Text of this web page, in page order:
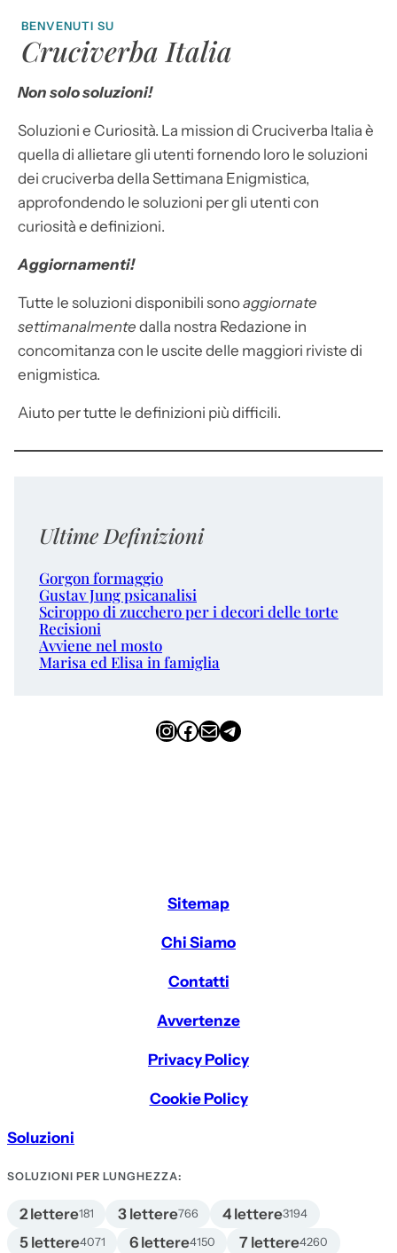
BENVENUTI SU
Cruciverba Italia
Non solo soluzioni!
Soluzioni e Curiosità. La mission di Cruciverba Italia è
quella di allietare gli utenti fornendo loro le soluzioni
dei cruciverba della Settimana Enigmistica,
approfondendo le soluzioni per gli utenti con
curiosità e definizioni.
Aggiornamenti!
Tutte le soluzioni disponibili sonoaggiornate
settimanalmente dalla nostra Redazione in
concomitanza con le uscite delle maggiori riviste di
enigmistica.
Aiuto per tutte le definizioni più difficili.
Ultime Definizioni
Gorgon formaggio
Gustav Jung psicanalisi
Sciroppo di zucchero per i decori delle torte
Recisioni
Avviene nel mosto
Marisa ed Elisa in famiglia
InstagramFacebook Email Telegram
Sitemap
Chi Siamo
Contatti
Avvertenze
Privacy Policy
Cookie Policy
Soluzioni
SOLUZIONI PER LUNGHEZZA:
2 lettere181 3 lettere766 4 lettere3194
5 lettere4071 6 lettere4150 7 lettere4260